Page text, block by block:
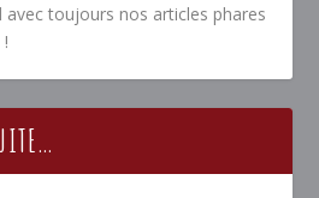
avec toujours nos articles phares